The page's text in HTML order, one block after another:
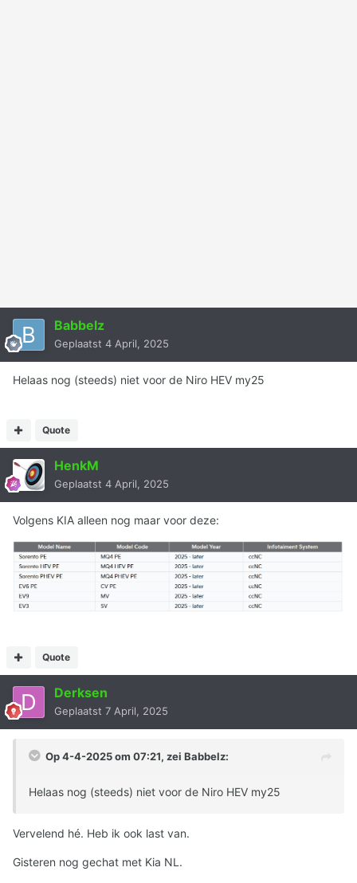
Babbelz
Geplaatst 4 April, 2025
Helaas nog (steeds) niet voor de Niro HEV my25
Quote
HenkM
Geplaatst 4 April, 2025
Volgens KIA alleen nog maar voor deze:
Quote
Derksen
Geplaatst 7 April, 2025
Op 4-4-2025 om 07:21, zei Babbelz:
Helaas nog (steeds) niet voor de Niro HEV my25
Vervelend hé. Heb ik ook last van.
Gisteren nog gechat met Kia NL.